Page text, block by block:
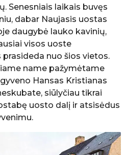
Senesniais laikais buvęs
dabar Naujasis uostas
daugybė lauko kavinių,
visos uoste
nuo šios vietos.
name pažymėtame
Hansas Kristianas
siūlyčiau tikrai
uosto dalį ir atsisėdus